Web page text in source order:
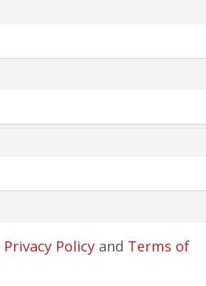
Privacy Policyand Terms of